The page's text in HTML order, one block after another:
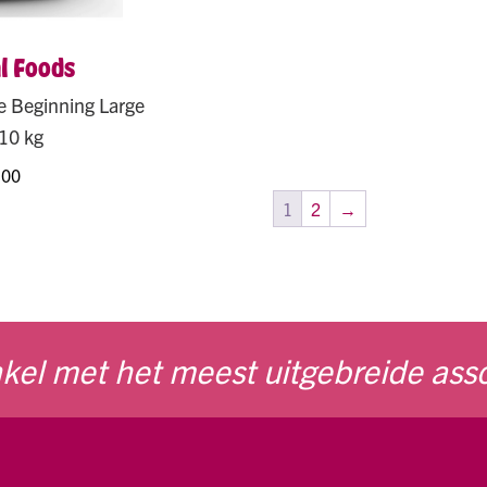
Foods
Beginning Large
kg
1
2 →
met het meest uitgebreide